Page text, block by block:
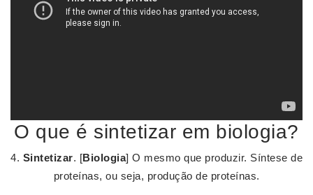
O que é sintetizar em biologia?
4. Sintetizar. [Biologia] O mesmo que produzir. Síntese de
proteínas, ou seja, produção de proteínas.